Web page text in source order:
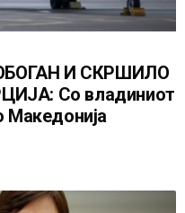
И СКРШИЛО
Со владиниот
Македонија